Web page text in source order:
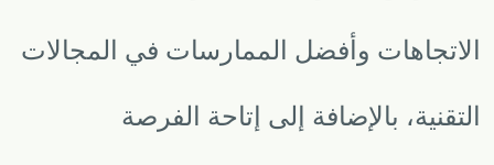
الاتجاهات وأفضل الممارسات في المجالات
التقنية، بالإضافة إلى إتاحة الفرصة